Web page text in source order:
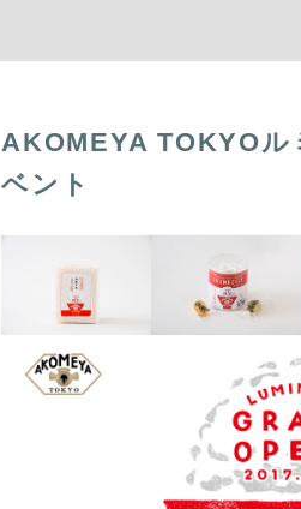
AKOMEYA TOKYOル
ベント